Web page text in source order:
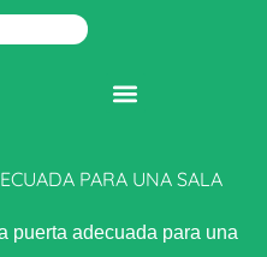
PARA UNA SALA
puerta adecuada para una